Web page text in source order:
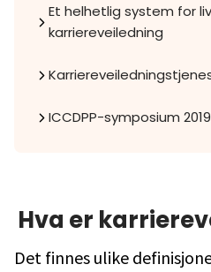
Et helhetlig system for
karriereveiledning
ICCDPP-symposium
Hva er
Det finnes ulike